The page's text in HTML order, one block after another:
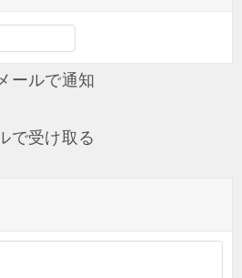
ールで通知
で受け取る